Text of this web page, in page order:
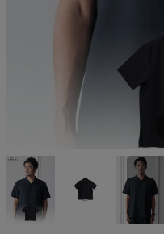
サイズから探す